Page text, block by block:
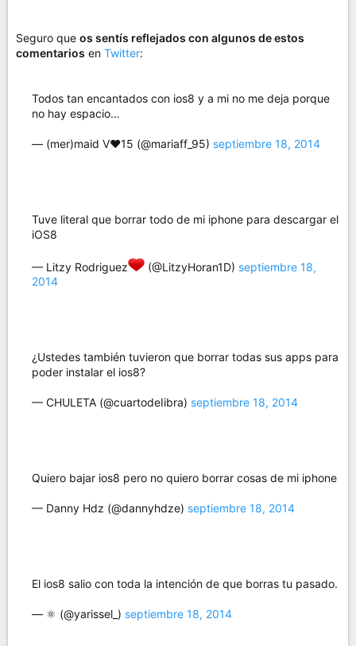
Seguro que os sentís reflejados con algunos de estos
comentarios en Twitter:
Todos tan encantados con ios8 y a mi no me deja porque
no hay espacio…
— (mer)maid V❤15 (@mariaff_95) septiembre 18, 2014
Tuve literal que borrar todo de mi iphone para descargar el
iOS8
— Litzy Rodriguez (@LitzyHoran1D) septiembre 18,
2014
¿Ustedes también tuvieron que borrar todas sus apps para
poder instalar el ios8?
— CHULETA (@cuartodeIibra) septiembre 18, 2014
Quiero bajar ios8 pero no quiero borrar cosas de mi iphone
— Danny Hdz (@dannyhdze) septiembre 18, 2014
El ios8 salio con toda la intención de que borras tu pasado.
— ⚛ (@yarissel_) septiembre 18, 2014